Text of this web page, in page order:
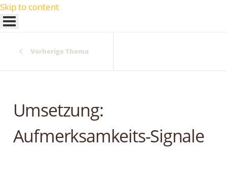
Skip to content
Vorherige Thema
Umsetzung:
Aufmerksamkeits-Signale